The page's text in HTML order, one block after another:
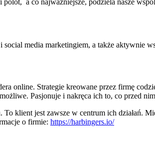
media marketingiem, a także aktywnie
online. Strategie kreowane przez firmę
Pasjonuje i nakręca ich to, co przed
klient jest zawsze w centrum ich działań.
o firmie: https://harbingers.io/